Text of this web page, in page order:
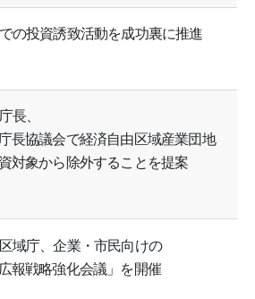
の投資誘致活動を成功裏に推進
長、
長協議会で経済自由区域産業団地
対象から除外することを提案
域庁、企業・市民向けの
報戦略強化会議」を開催